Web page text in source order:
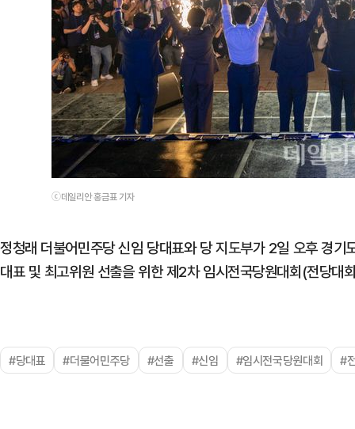
ⓒ데일리안 홍금표 기자
정청래 더불어민주당 신임 당대표와 당 지도부가 2일 오후 경
대표 및 최고위원 선출을 위한 제2차 임시전국당원대회(전당대
#당대표 #더불어민주당 #선출 #신임 #임시전국당원대회 #